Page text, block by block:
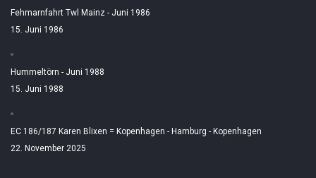
Fehmarnfahrt Twl Mainz - Juni 1986
15. Juni 1986
Hummeltörn - Juni 1988
15. Juni 1988
EC 186/187 Karen Blixen = Kopenhagen - Hamburg - Kopenhagen
22. November 2025